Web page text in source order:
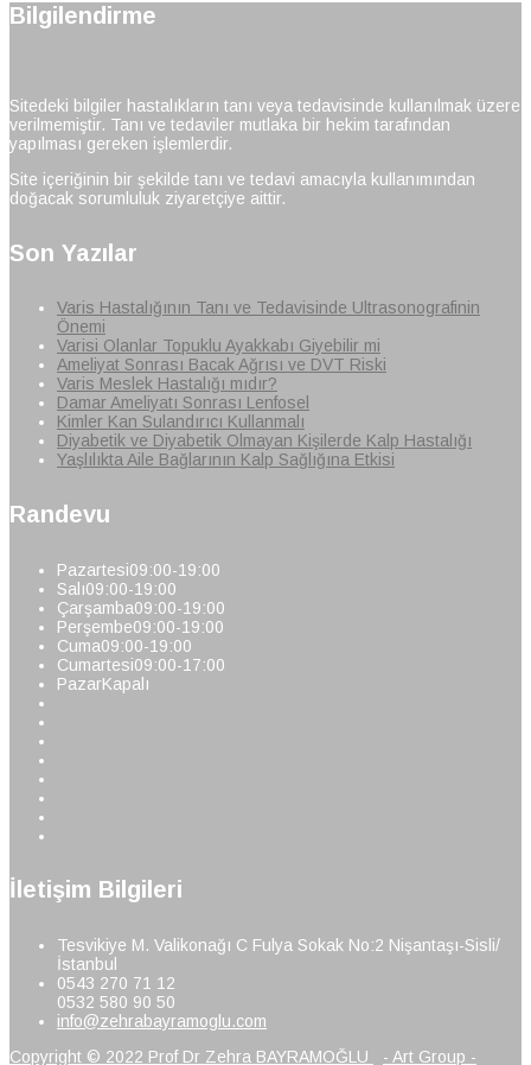
Bilgilendirme
Sitedeki bilgiler hastalıkların tanı veya tedavisinde kullanılmak üzere
verilmemiştir. Tanı ve tedaviler mutlaka bir hekim tarafından
yapılması gereken işlemlerdir.
Site içeriğinin bir şekilde tanı ve tedavi amacıyla kullanımından
doğacak sorumluluk ziyaretçiye aittir.
Son Yazılar
Varis Hastalığının Tanı ve Tedavisinde Ultrasonografinin
Önemi
Varisi Olanlar Topuklu Ayakkabı Giyebilir mi
Ameliyat Sonrası Bacak Ağrısı ve DVT Riski
Varis Meslek Hastalığı mıdır?
Damar Ameliyatı Sonrası Lenfosel
Kimler Kan Sulandırıcı Kullanmalı
Diyabetik ve Diyabetik Olmayan Kişilerde Kalp Hastalığı
Yaşlılıkta Aile Bağlarının Kalp Sağlığına Etkisi
Randevu
Pazartesi09:00-19:00
Salı09:00-19:00
Çarşamba09:00-19:00
Perşembe09:00-19:00
Cuma09:00-19:00
Cumartesi09:00-17:00
PazarKapalı
İletişim Bilgileri
Tesvikiye M. Valikonağı C Fulya Sokak No:2 Nişantaşı-Sisli/
İstanbul
0543 270 71 12
0532 580 90 50
info@zehrabayramoglu.com
Copyright © 2022 Prof Dr Zehra BAYRAMOĞLU
- Art Group -